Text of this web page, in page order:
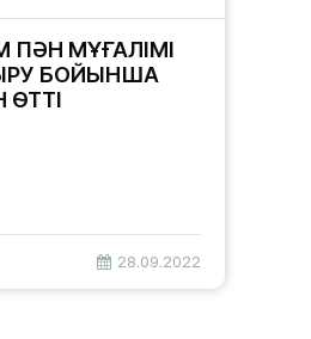
МҰҒАЛІМІ
БОЙЫНША
ӨТТІ
28.09.2022